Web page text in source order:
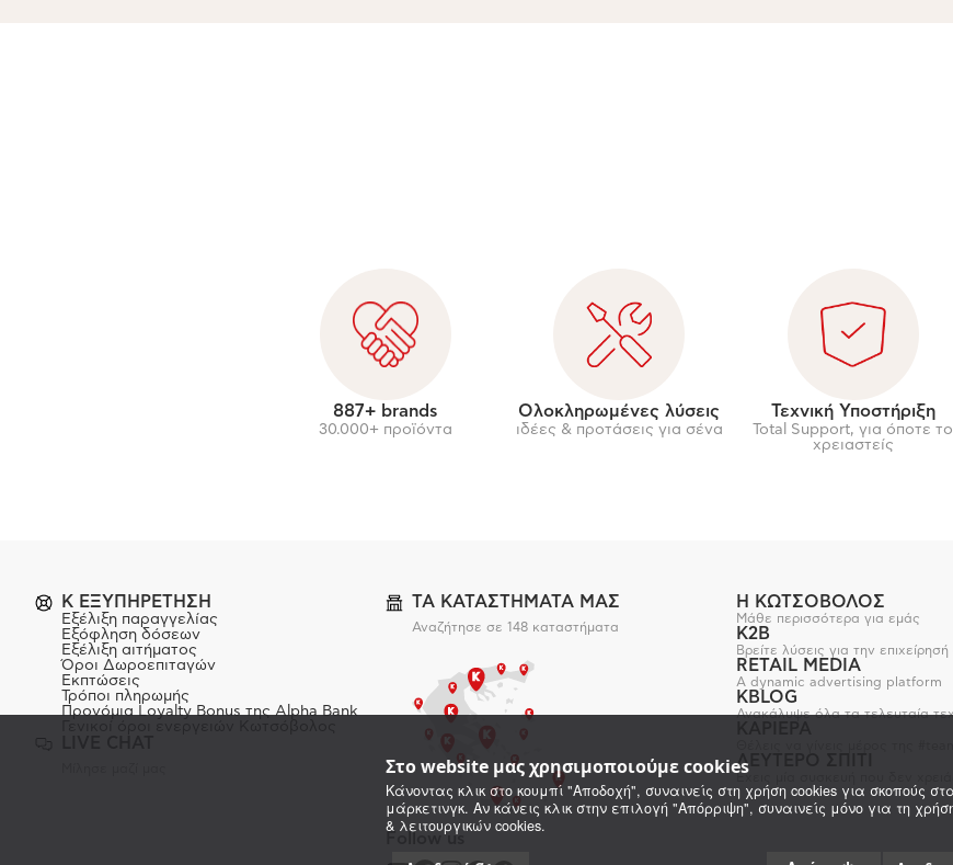
Στο website μας χρησιμοποιούμε cookies
Κάνοντας κλικ στο κουμπί "Αποδοχή", συναινείς στη χρήση cookies για σκοπούς
μάρκετινγκ. Αν κάνεις κλικ στην επιλογή "Απόρριψη", συναινείς μόνο για τη
& λειτουργικών cookies.
887+ brands
30.000+ προϊόντα
Ολοκληρωμένες λύσεις
ιδέες & προτάσεις για σένα
Τεχνική Υποστήριξη
Total Support, για όποτε το
χρειαστείς
K ΕΞΥΠΗΡΕΤΗΣΗ
Εξέλιξη παραγγελίας
Εξόφληση δόσεων
Εξέλιξη αιτήματος
Όροι Δωροεπιταγών
Εκπτώσεις
Τρόποι πληρωμής
Προνόμια Loyalty Bonus της Alpha Bank
ΤΑ ΚΑΤΑΣΤΗΜΑΤΑ ΜΑΣ
Αναζήτησε σε 148 καταστήματα
Follow us
Η ΚΩΤΣΟΒΟΛΟΣ
Μάθε περισσότερα για εμάς
K2B
Βρείτε λύσεις για την
RETAIL MEDIA
A dynamic advertising platform
KBLOG
Ανακάλυψε όλα τα τελευταία
ΔΕΥΤΕΡΟ ΣΠΙΤΙ
Έχεις μία συσκευή που δεν